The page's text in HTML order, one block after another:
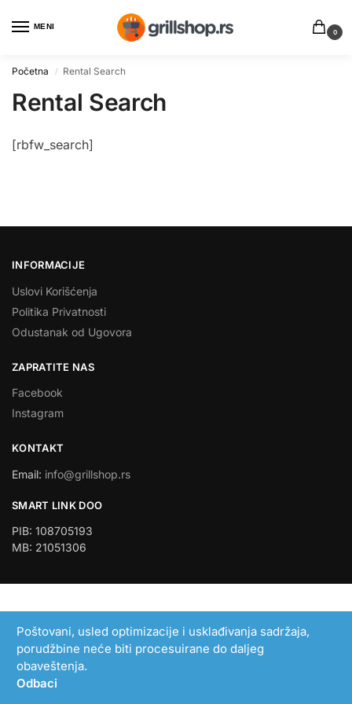
Poštovani, usled optimizacije i usklađivanja sadržaja,
porudžbine neće biti procesuirane do daljeg
obaveštenja.
Odbaci
MENI
0
Početna / Rental Search
Rental Search
[rbfw_search]
INFORMACIJE
Uslovi Korišćenja
Politika Privatnosti
Odustanak od Ugovora
ZAPRATITE NAS
Facebook
Instagram
KONTAKT
Email: info@grillshop.rs
SMART LINK DOO
PIB: 108705193
MB: 21051306